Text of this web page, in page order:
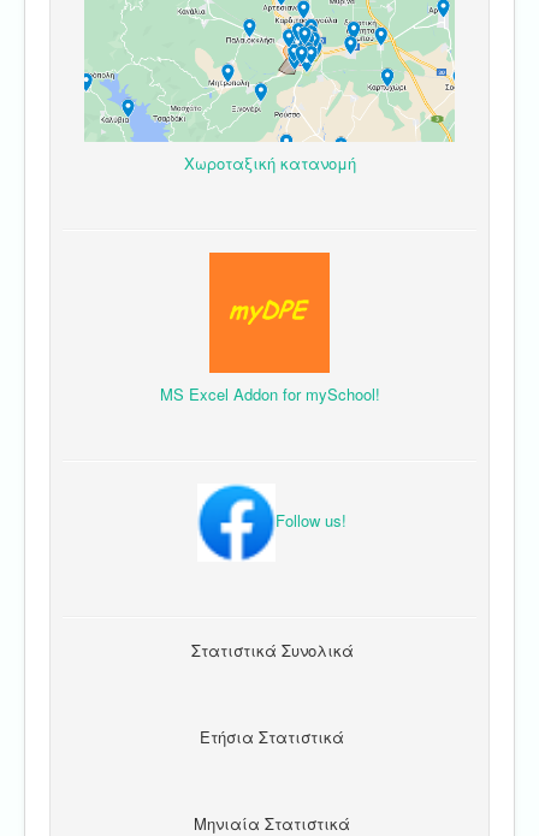
Χωροταξική κατανομή
MS Excel Addon for mySchool!
Follow us!
Στατιστικά Συνολικά
Ετήσια Στατιστικά
Μηνιαία Στατιστικά